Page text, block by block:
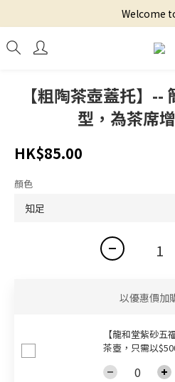
Welcome
【粗陶茶壺蓋托】
型，為茶席
HK$85.00
顏色
以優惠價加
【龍和堂紫砂五
茶壺，只需以